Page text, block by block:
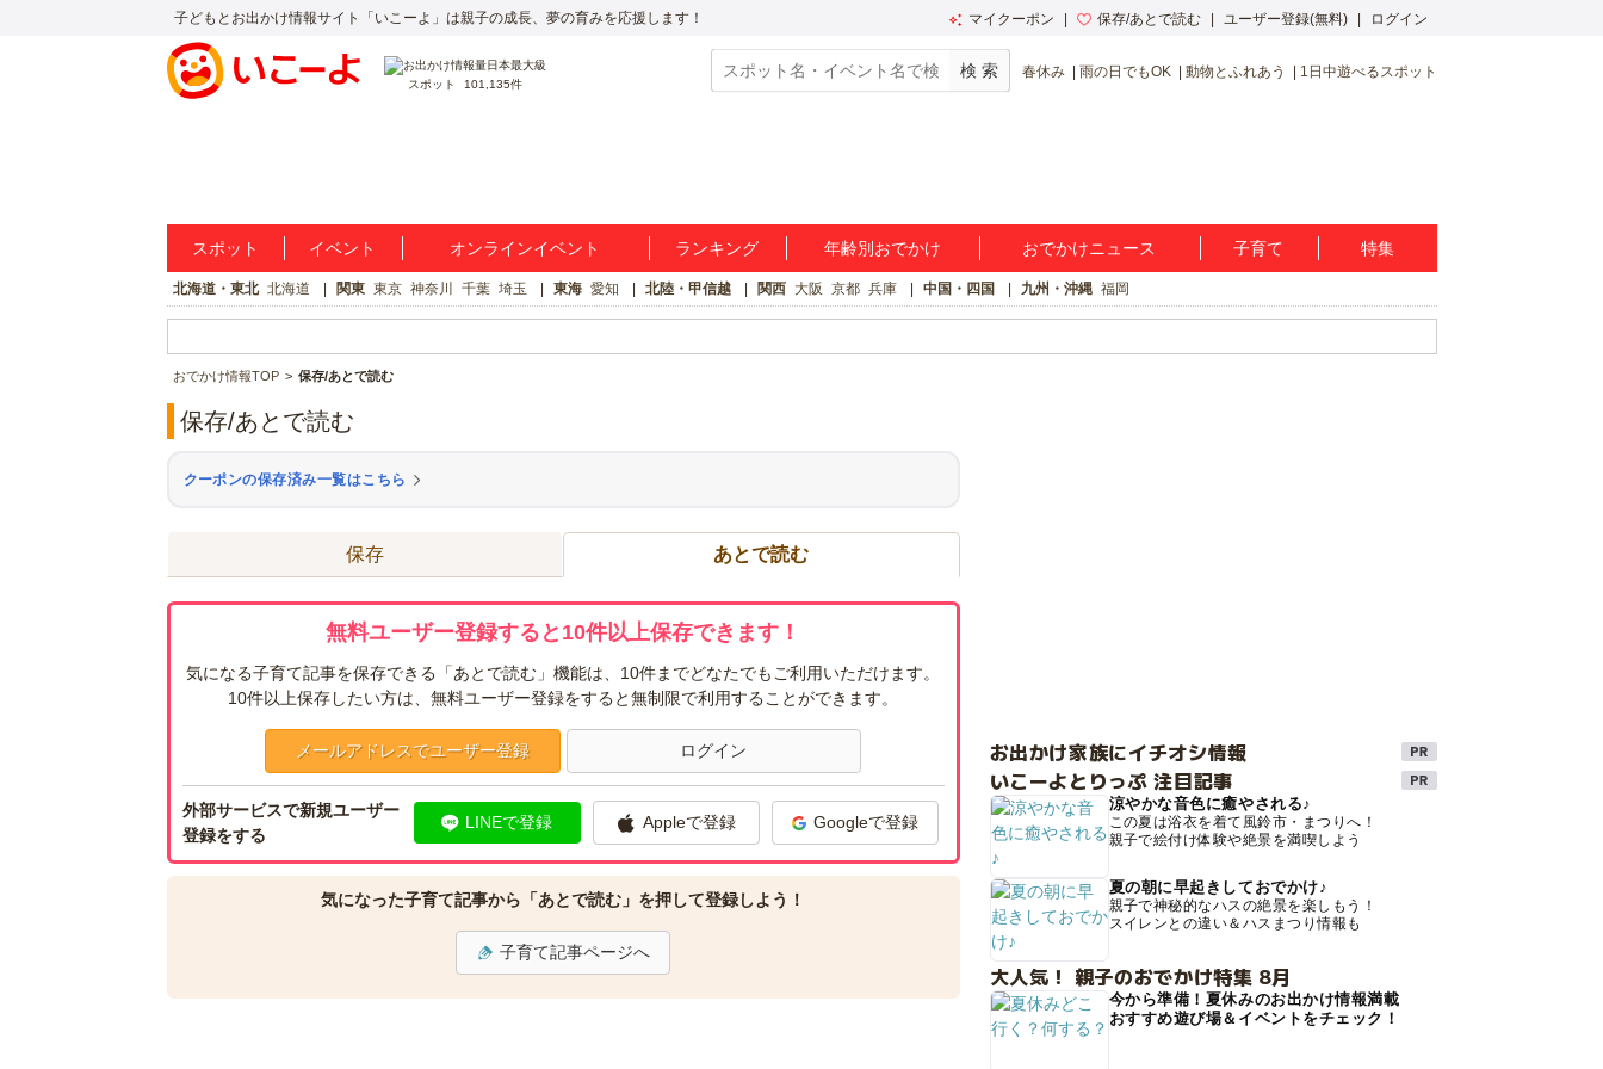
子どもとお出かけ情報サイト「いこーよ」は親子の成長、夢の育みを応援します！ マイクーポン 保存/あとで読む ユーザー登録(無料) ログイン
スポット 101,135件
春休み 雨の日でもOK 動物とふれあう 1日中遊べるスポット
スポット イベント オンラインイベント ランキング 年齢別おでかけ おでかけニュース 子育て 特集
北海道・東北 北海道 関東 東京 神奈川 千葉 埼玉 東海 愛知 北陸・甲信越 関西 大阪 京都 兵庫 中国・四国 九州・沖縄 福岡
おでかけ情報TOP 保存/あとで読む
保存/あとで読む
クーポンの保存済み一覧はこちら
保存 あとで読む
無料ユーザー登録すると10件以上保存できます！
気になる子育て記事を保存できる「あとで読む」機能は、10件までどなたでもご利用いただけます。
10件以上保存したい方は、無料ユーザー登録をすると無制限で利用することができます。
メールアドレスでユーザー登録 ログイン
外部サービスで新規ユーザー
登録をする
LINEで登録 Appleで登録 Googleで登録
気になった子育て記事から「あとで読む」を押して登録しよう！
子育て記事ページへ
お出かけ家族にイチオシ情報
いこーよとりっぷ 注目記事
涼やかな音色に癒やされる♪
この夏は浴衣を着て風鈴市・まつりへ！
親子で絵付け体験や絶景を満喫しよう
夏の朝に早起きしておでかけ♪
親子で神秘的なハスの絶景を楽しもう！
スイレンとの違い＆ハスまつり情報も
大人気！ 親子のおでかけ特集 8月
今から準備！夏休みのお出かけ情報満載
おすすめ遊び場＆イベントをチェック！